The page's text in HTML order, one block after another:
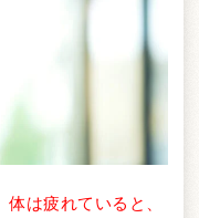
体は疲れていると、